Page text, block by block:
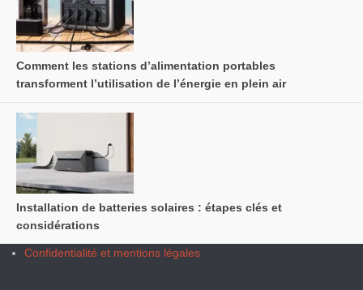
Comment les stations d’alimentation portables
transforment l’utilisation de l’énergie en plein air
Installation de batteries solaires : étapes clés et
considérations
Confidentialité et mentions légales